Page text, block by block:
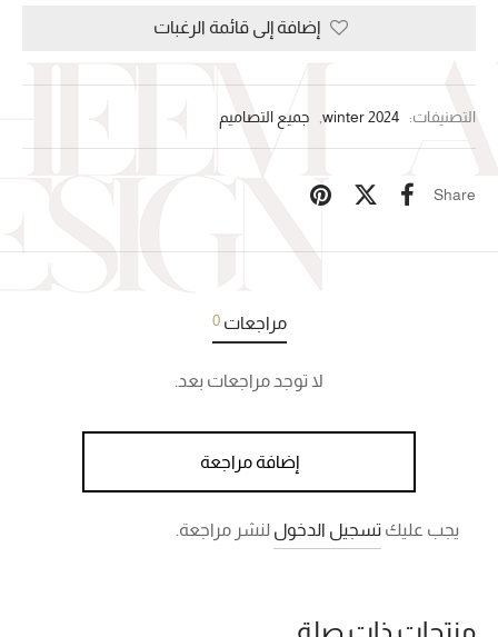
إضافة إلى قائمة الرغبات
التصنيفات: winter 2024 جميع التصاميم
Share
مراجعات0
لا توجد مراجعات بعد.
إضافة مراجعة
يجب عليك تسجيل الدخول لنشر مراجعة.
منتجات ذات صلة